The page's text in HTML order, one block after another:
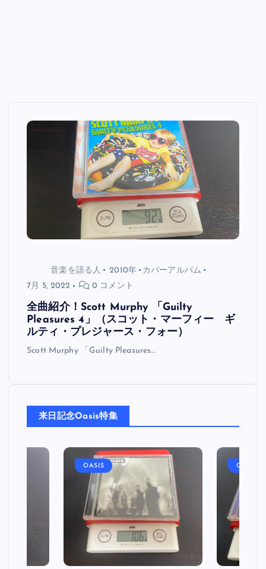
音楽を語る人 2010年
カバーアルバム
7月 5, 2022
0 コメント
全曲紹介！Scott Murphy 「Guilty
Pleasures 4」（スコット・マーフィー ギ
ルティ・プレジャース・フォー）
Scott Murphy 「Guilty Pleasures…
来日記念Oasis特集
OASIS OASIS